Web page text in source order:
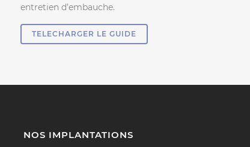
entretien d’embauche.
TELECHARGER LE GUIDE
NOS IMPLANTATIONS